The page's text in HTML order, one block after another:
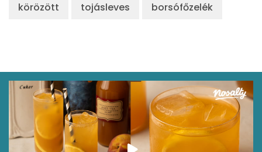
körözött tojásleves borsófőzelék